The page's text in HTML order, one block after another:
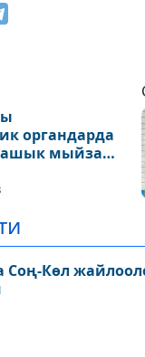
органдарда
ашык мыйзам
Соң-Көл